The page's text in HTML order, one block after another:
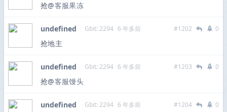
抢@客服果冻
undefined Gbit: 2294 6 年多前 #1202 0
抢地主
undefined Gbit: 2294 6 年多前 #1203 0
抢@客服馒头
undefined Gbit: 2294 6 年多前 #1204 0